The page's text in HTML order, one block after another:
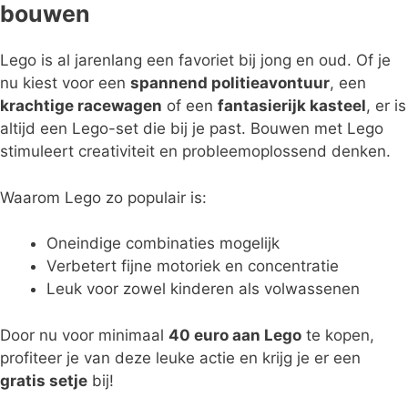
bouwen
Lego is al jarenlang een favoriet bij jong en oud. Of je
nu kiest voor een spannend politieavontuur, een
krachtige racewagen of een fantasierijk kasteel, er is
altijd een Lego-set die bij je past. Bouwen met Lego
stimuleert creativiteit en probleemoplossend denken.
Waarom Lego zo populair is:
Oneindige combinaties mogelijk
Verbetert fijne motoriek en concentratie
Leuk voor zowel kinderen als volwassenen
Door nu voor minimaal 40 euro aan Lego te kopen,
profiteer je van deze leuke actie en krijg je er een
gratis setje bij!